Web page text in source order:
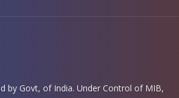
by Govt, of India. Under Control of MIB,